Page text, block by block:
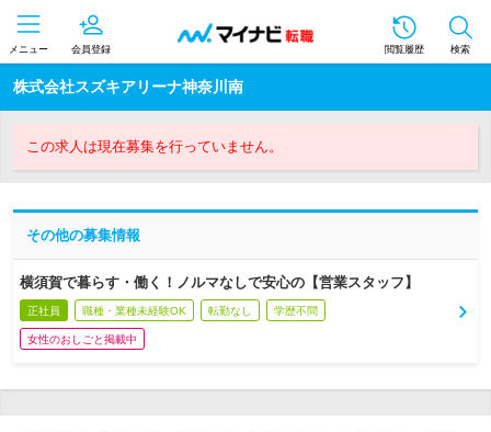
メニュー 会員登録 閲覧履歴 検索
株式会社スズキアリーナ神奈川南
この求人は現在募集を行っていません。
その他の募集情報
横須賀で暮らす・働く！ノルマなしで安心の【営業スタッフ】
正社員 職種・業種未経験OK 転勤なし 学歴不問
女性のおしごと掲載中